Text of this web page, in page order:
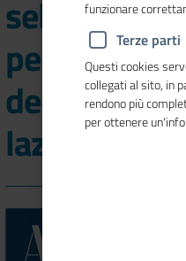
selezione di
per il primo
laziale
funzionare
Terze parti
Questi cookies
collegati al sito, in
rendono più
per ottenere